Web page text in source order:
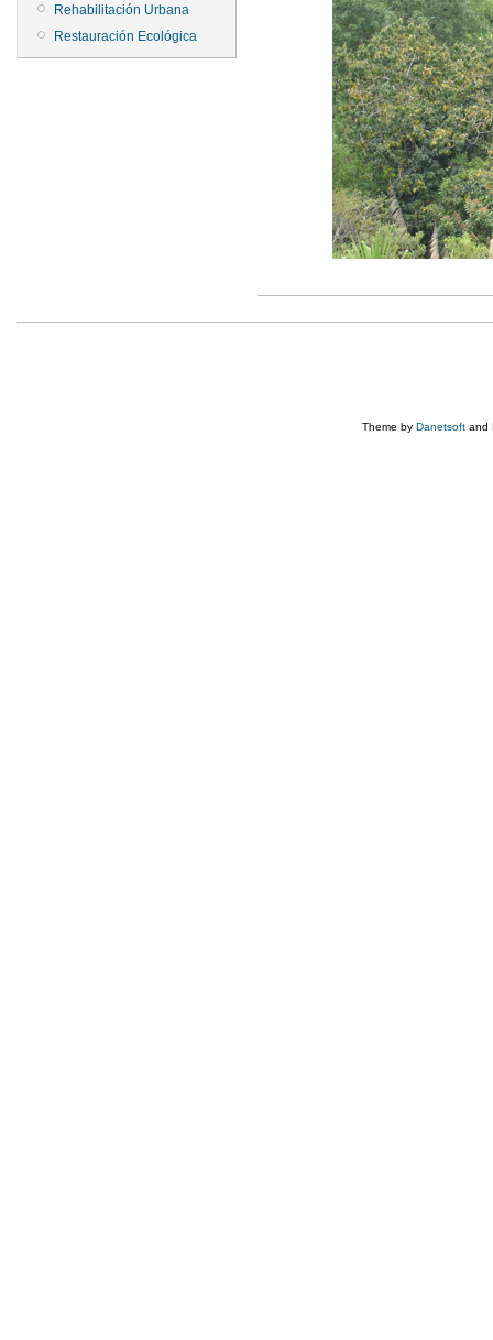
Rehabilitación Urbana
Restauración Ecológica
Theme by Danetsoft and